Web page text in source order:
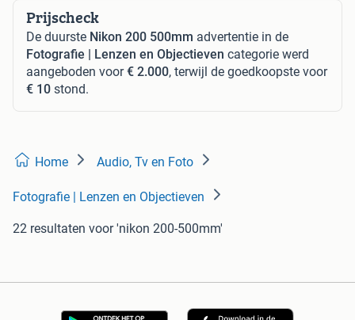
Prijscheck
De duurste Nikon 200 500mm advertentie in de
Fotografie | Lenzen en Objectieven categorie werd
aangeboden voor€ 2.000, terwijl de goedkoopste voor
€ 10 stond.
Home Audio, Tv en Foto
Fotografie | Lenzen en Objectieven
22 resultaten voor 'nikon 200-500mm'